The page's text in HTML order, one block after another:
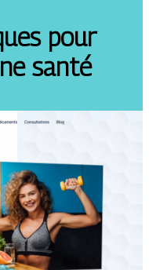
pour
santé